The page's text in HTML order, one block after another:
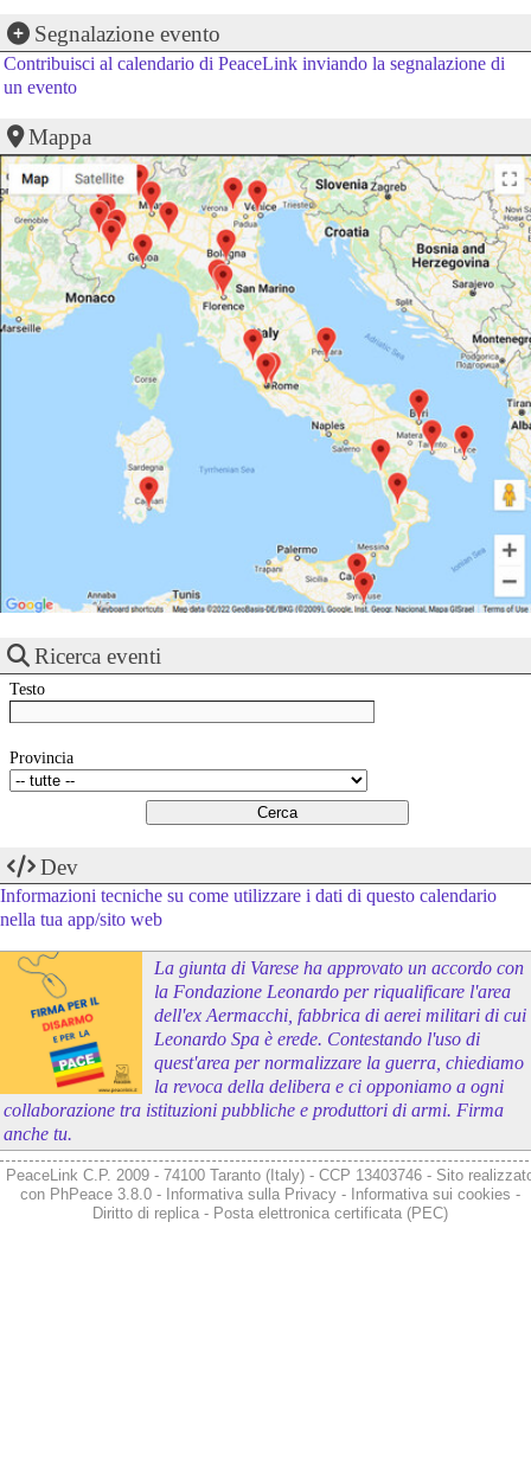
Segnalazione evento
Contribuisci al calendario di PeaceLink inviando la segnalazione di
un evento
Mappa
Ricerca eventi
Testo
Provincia
Dev
Informazioni tecniche su come utilizzare i dati di questo calendario
nella tua app/sito web
La giunta di Varese ha approvato un accordo con
la Fondazione Leonardo per riqualificare l'area
dell'ex Aermacchi, fabbrica di aerei militari di cui
Leonardo Spa è erede. Contestando l'uso di
quest'area per normalizzare la guerra, chiediamo
la revoca della delibera e ci opponiamo a ogni
collaborazione tra istituzioni pubbliche e produttori di armi. Firma
anche tu.
PeaceLink C.P. 2009 - 74100 Taranto (Italy) - CCP 13403746 - Sito
con PhPeace 3.8.0- Informativa sulla Privacy- Informativa sui cookies -
Diritto di replica- Posta elettronica certificata (PEC)